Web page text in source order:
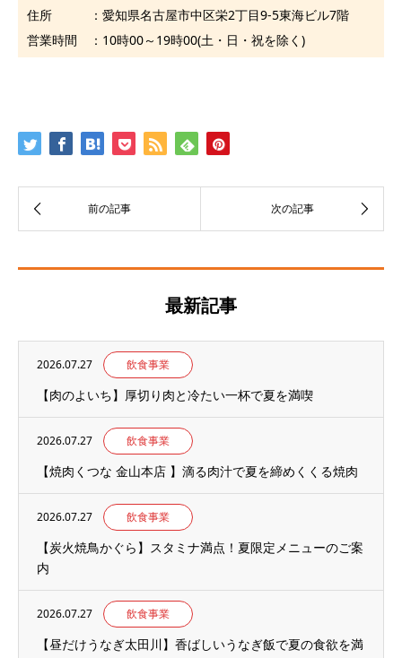
住所 ：愛知県名古屋市中区栄2丁目9-5東海ビル7階
営業時間 ：10時00～19時00(土・日・祝を除く)
最新記事
2026.07.27 飲食事業
【肉のよいち】厚切り肉と冷たい一杯で夏を満喫
2026.07.27 飲食事業
【焼肉くつな 金山本店 】滴る肉汁で夏を締めくくる焼肉
2026.07.27 飲食事業
【炭火焼鳥かぐら】スタミナ満点！夏限定メニューのご案
内
2026.07.27 飲食事業
【昼だけうなぎ太田川】香ばしいうなぎ飯で夏の食欲を満